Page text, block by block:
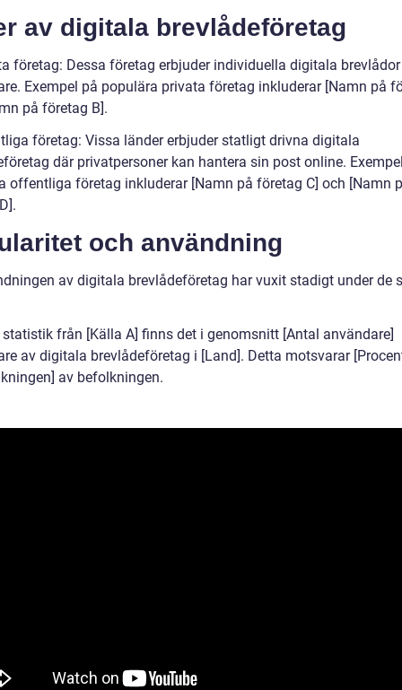
av digitala brevlådeföretag
företag: Dessa företag erbjuder individuella digitala
Exempel på populära privata företag inkluderar [Namn på
på företag B].
företag: Vissa länder erbjuder statligt drivna digitala
där privatpersoner kan hantera sin post online.
offentliga företag inkluderar [Namn på företag C] och [Namn
och användning
av digitala brevlådeföretag har vuxit stadigt under de
från [Källa A] finns det i genomsnitt [Antal användare]
av digitala brevlådeföretag i [Land]. Detta motsvarar
av befolkningen.